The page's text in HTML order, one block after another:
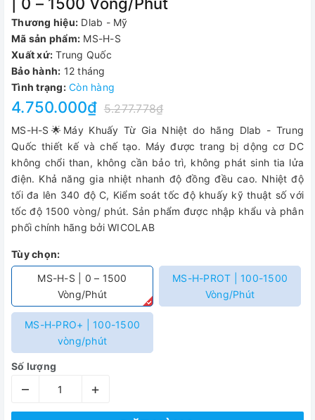
Thương hiệu: Dlab - Mỹ
Mã sản phẩm: MS-H-S
Xuất xứ: Trung Quốc
Bảo hành: 12 tháng
Tình trạng: Còn hàng
4.750.000₫ 5.277.778₫
MS-H-S🌟Máy Khuấy Từ Gia Nhiệt do hãng Dlab - Trung
Quốc thiết kế và chế tạo. Máy được trang bị dộng cơ DC
không chổi than, không cần bảo trì, không phát sinh tia lửa
điện. Khả năng gia nhiệt nhanh độ đồng đều cao. Nhiệt độ
tối đa lên 340 độ C, Kiểm soát tốc độ khuấy kỹ thuật số với
tốc độ 1500 vòng/ phút. Sản phẩm được nhập khẩu và phân
phối chính hãng bởi WICOLAB
Tùy chọn:
MS-H-S | 0 – 1500
Vòng/Phút
MS-H-PROT | 100-1500
Vòng/Phút
MS-H-PRO+ | 100-1500
vòng/phút
Số lượng
– +